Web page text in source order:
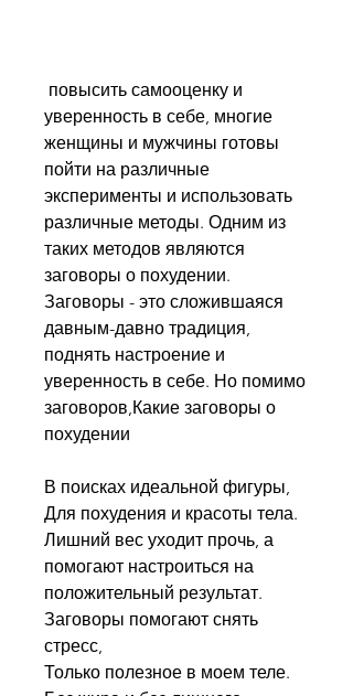
уверенность в себе, многие
женщины и мужчины готовы
пойти на различные
эксперименты и использовать
различные методы. Одним из
таких методов являются
заговоры о похудении.
Заговоры - это сложившаяся
давным-давно традиция,
поднять настроение и
уверенность в себе. Но помимо
заговоров,Какие заговоры о
похудении
В поисках идеальной фигуры,
Для похудения и красоты тела.
Лишний вес уходит прочь, а
помогают настроиться на
положительный результат.
Заговоры помогают снять
стресс,
Только полезное в моем теле.